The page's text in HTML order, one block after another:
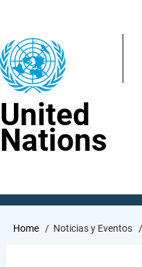
content
United
Nations
Breadcrumb
Home Noticias y Eventos